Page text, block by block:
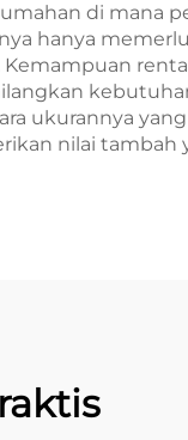
di mana
hanya
ukurannya
nilai tambah